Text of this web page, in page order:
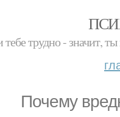
тебе трудно - значит,
Почему